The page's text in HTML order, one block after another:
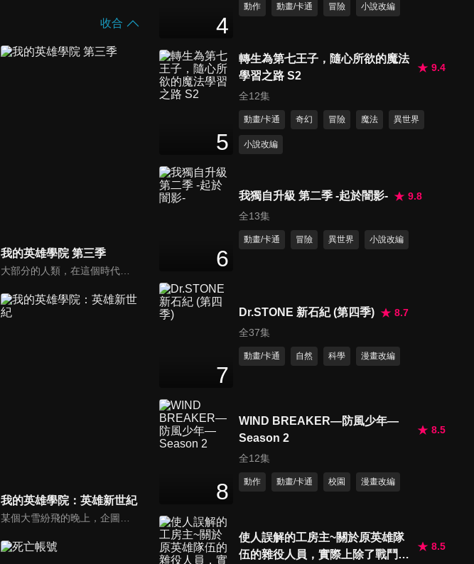
收合
我的英雄學院 第三季
大部分的人類，在這個時代裡都擁有名為「個性」的力量，但有力量之人卻不一定都屬於正義的一方。只要邪惡出現的地方，必定會有英雄挺身而出拯救眾人。一名天生沒有力量的少年——綠谷出久從小就憧憬一位頂尖英雄，而他的夢想就是成為偉大的英雄，可是，沒有力量的他能實現自己的夢想嗎？
我的英雄學院：英雄新世紀
24分鐘
24分鐘
第79集 掌控小鬼頭的心
第80集 溫情交心臨時證照講習
24分鐘
24分鐘
4
動作 動畫/卡通 冒險 小說改編
5
轉生為第七王子，隨心所欲的魔法
學習之路 S2
9.4
全12集
動畫/卡通 奇幻 冒險 魔法 異世界
小說改編
6
我獨自升級 第二季 -起於闇影-
9.8
全13集
動畫/卡通 冒險 異世界 小說改編
7
Dr.STONE 新石紀 (第四季)
8.7
全37集
動畫/卡通 自然 科學 漫畫改編
8
WIND BREAKER—防風少年—
Season 2
8.5
全12集
動作 動畫/卡通 校園 漫畫改編
使人誤解的工房主~關於原英雄隊
伍的雜役人員，實際上除了戰鬥能
8.5